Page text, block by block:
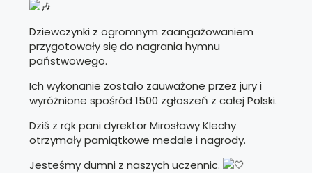
Dziewczynki z ogromnym zaangażowaniem
przygotowały się do nagrania hymnu
państwowego.
Ich wykonanie zostało zauważone przez jury i
wyróżnione spośród 1500 zgłoszeń z całej Polski.
Dziś z rąk pani dyrektor Mirosławy Klechy
otrzymały pamiątkowe medale i nagrody.
Jesteśmy dumni z naszych uczennic.